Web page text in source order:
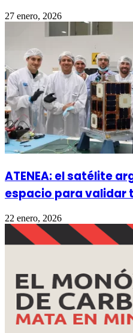
27 enero, 2026
ATENEA: el satélite
espacio para validar
22 enero, 2026